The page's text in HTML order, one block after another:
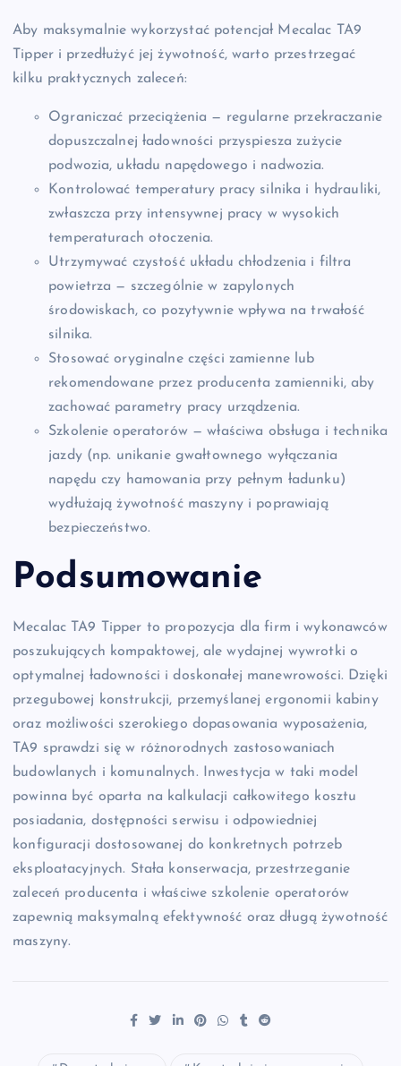
Aby maksymalnie wykorzystać potencjał Mecalac TA9
Tipper i przedłużyć jej żywotność, warto przestrzegać
kilku praktycznych zaleceń:
Ograniczać przeciążenia — regularne przekraczanie
dopuszczalnej ładowności przyspiesza zużycie
podwozia, układu napędowego i nadwozia.
Kontrolować temperatury pracy silnika i hydrauliki,
zwłaszcza przy intensywnej pracy w wysokich
temperaturach otoczenia.
Utrzymywać czystość układu chłodzenia i filtra
powietrza — szczególnie w zapylonych
środowiskach, co pozytywnie wpływa na trwałość
silnika.
Stosować oryginalne części zamienne lub
rekomendowane przez producenta zamienniki, aby
zachować parametry pracy urządzenia.
Szkolenie operatorów — właściwa obsługa i technika
jazdy (np. unikanie gwałtownego wyłączania
napędu czy hamowania przy pełnym ładunku)
wydłużają żywotność maszyny i poprawiają
bezpieczeństwo.
Podsumowanie
Mecalac TA9 Tipper to propozycja dla firm i wykonawców
poszukujących kompaktowej, ale wydajnej wywrotki o
optymalnej ładowności i doskonałej manewrowości. Dzięki
przegubowej konstrukcji, przemyślanej ergonomii kabiny
oraz możliwości szerokiego dopasowania wyposażenia,
TA9 sprawdzi się w różnorodnych zastosowaniach
budowlanych i komunalnych. Inwestycja w taki model
powinna być oparta na kalkulacji całkowitego kosztu
posiadania, dostępności serwisu i odpowiedniej
konfiguracji dostosowanej do konkretnych potrzeb
eksploatacyjnych. Stała konserwacja, przestrzeganie
zaleceń producenta i właściwe szkolenie operatorów
zapewnią maksymalną efektywność oraz długą żywotność
maszyny.